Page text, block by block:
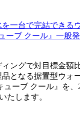
一台で完結できる
ーブ クール』一般
ングで対目標金額
となる据置型ウォ
ューブ クール』を、
たします。